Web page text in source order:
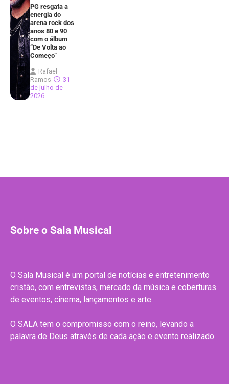
PG resgata a
energia do
arena rock dos
anos 80 e 90
com o álbum
“De Volta ao
Começo”
Rafael
Ramos
31
de julho de
2026
Sobre o Sala Musical
O Sala Musical é um portal de notícias e entretenimento
cristão, com entrevistas, mercado da música e coberturas
de eventos, cinema, lançamentos e arte.
O SALA tem o compromisso com o reino, levando a
palavra de Deus através de cada ação e evento realizado.